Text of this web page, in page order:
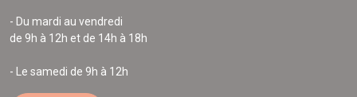
- Du mardi au vendredi
de 9h à 12h et de 14h à 18h
- Le samedi de 9h à 12h